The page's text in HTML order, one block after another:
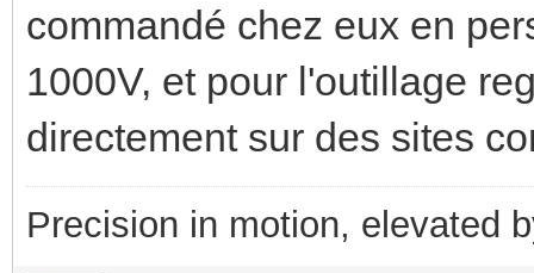
commandé chez eux en
1000V, et pour l'outillage
directement sur des sites
Precision in motion, elevated